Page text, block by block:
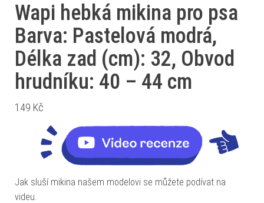
Wapi hebká mikina pro psa
Barva: Pastelová modrá,
Délka zad (cm): 32, Obvod
hrudníku: 40 – 44 cm
149 Kč
Jak sluší mikina našem modelovi se můžete podívat na
videu.